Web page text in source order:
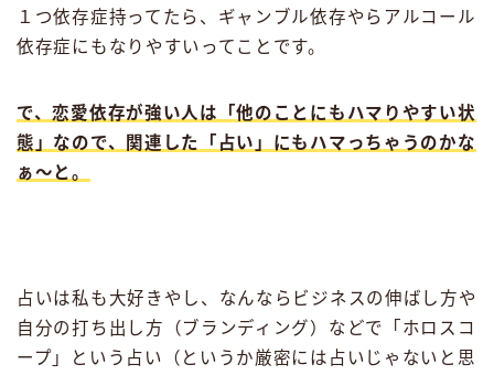
１つ依存症持ってたら、ギャンブル依存やらアルコール
依存症にもなりやすいってことです。
で、恋愛依存が強い人は「他のことにもハマりやすい状
態」なので、関連した「占い」にもハマっちゃうのかな
ぁ〜と。
占いは私も大好きやし、なんならビジネスの伸ばし方や
自分の打ち出し方（ブランディング）などで「ホロスコ
ープ」という占い（というか厳密には占いじゃないと思